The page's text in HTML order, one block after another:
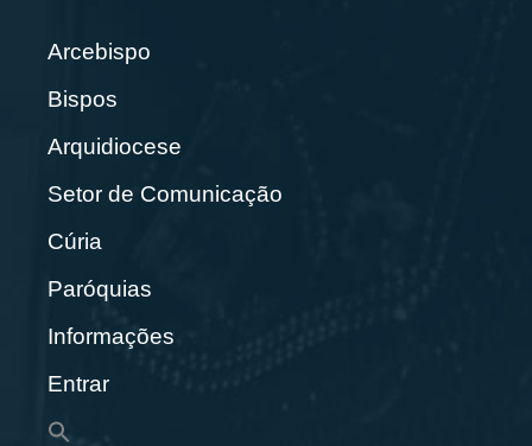
Arcebispo
Bispos
Arquidiocese
Setor de Comunicação
Cúria
Paróquias
Informações
Entrar